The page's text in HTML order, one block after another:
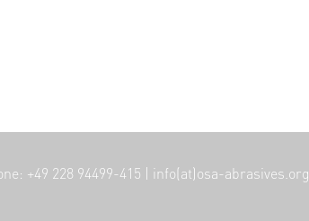
+49 228 94499-415 | info(at)osa-abrasives.org